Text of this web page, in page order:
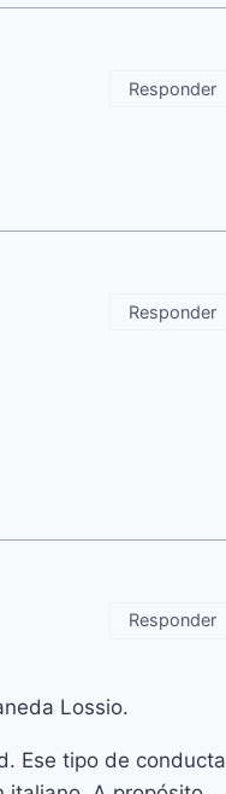
Responder
Responder
Lossio.
Ese tipo de conducta
Responder